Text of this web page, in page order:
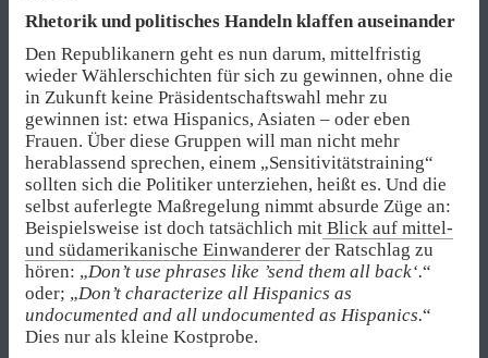
Rhetorik und politisches Handeln klaffen auseinander
Den Republikanern geht es nun darum, mittelfristig
wieder Wählerschichten für sich zu gewinnen, ohne die
in Zukunft keine Präsidentschaftswahl mehr zu
gewinnen ist: etwa Hispanics, Asiaten – oder eben
Frauen. Über diese Gruppen will man nicht mehr
herablassend sprechen, einem „Sensitivitätstraining“
sollten sich die Politiker unterziehen, heißt es. Und die
selbst auferlegte Maßregelung nimmt absurde Züge an:
Beispielsweise ist doch tatsächlich mit Blick auf mittel-
und südamerikanische Einwanderer der Ratschlag zu
hören: „Don’t use phrases like ’send them all back‘.“
oder; „Don’t characterize all Hispanics as
undocumented and all undocumented as Hispanics.“
Dies nur als kleine Kostprobe.